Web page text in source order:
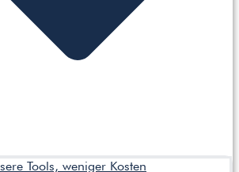
Tools, weniger Kosten